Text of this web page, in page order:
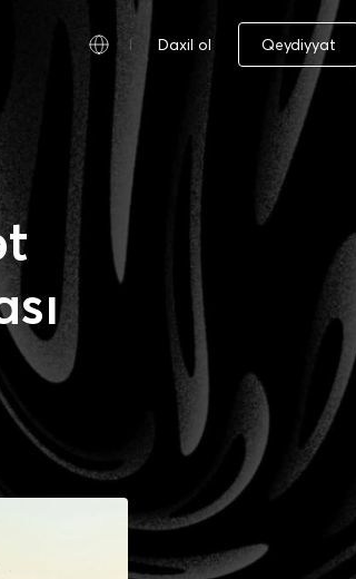
Daxil ol Qeydiyyat